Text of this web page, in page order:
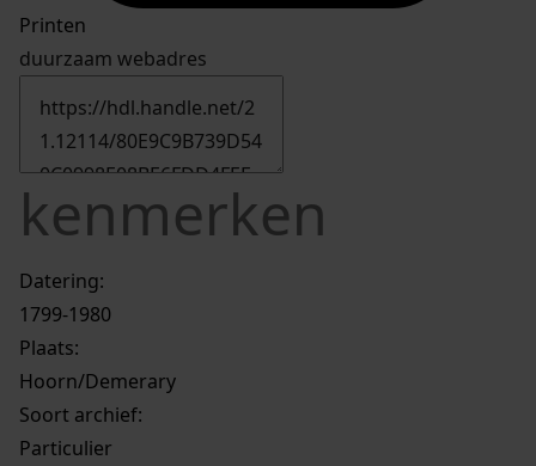
Printen
duurzaam webadres
kenmerken
Datering:
1799-1980
Plaats:
Hoorn/Demerary
Soort archief:
Particulier